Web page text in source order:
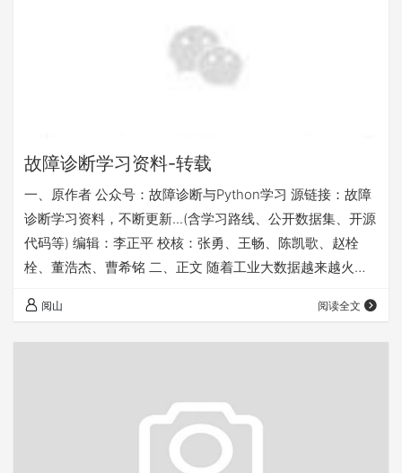
故障诊断学习资料-转载
一、原作者 公众号：故障诊断与Python学习 源链接：故障
诊断学习资料，不断更新...(含学习路线、公开数据集、开源
代码等) 编辑：李正平 校核：张勇、王畅、陈凯歌、赵栓
栓、董浩杰、曹希铭 二、正文 随着工业大数据越来越火，
为了新兴研究方向。本公众号对这方面资料进行了整理，希
望帮助到像本人一样刚入门的故障诊断初学者用更少的时间
您有任何建议、反馈或者学习资料与…
阅山 阅读全文